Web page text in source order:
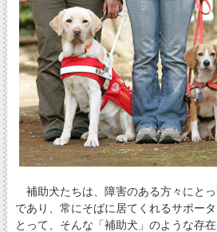
補助犬たちは、障害のある方々にと
であり、常にそばに居てくれるサポー
とって、そんな「補助犬」のような存